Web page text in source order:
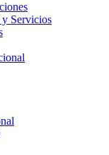
Servicios